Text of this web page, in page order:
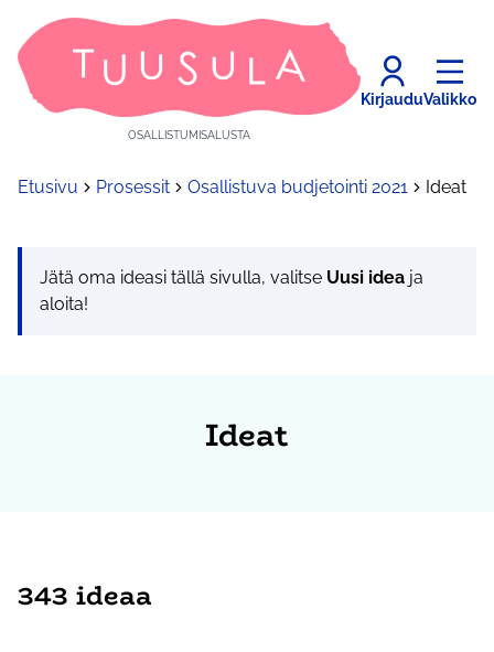
OSALLISTUMISALUSTA
KirjauduValikko
Etusivu Prosessit Osallistuva budjetointi 2021 Ideat
Jätä oma ideasi tällä sivulla, valitse Uusi idea ja
aloita!
Ideat
343 ideaa